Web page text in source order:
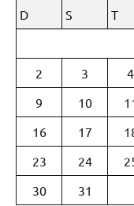
D
S T
2
3 4
9
10
16
17
23
24
30
31